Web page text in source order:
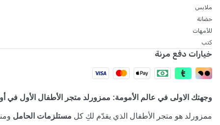
ملابس
حضانة
للأمهات
كتب
خيارات دفع مرنة
وجهتك الاولى في عالم الأمومة: ممزورلد متجر الأطفال الأول في
ممزورلد هو متجر الأطفال الذي يقدّم لكِ كل مستلزمات الحامل